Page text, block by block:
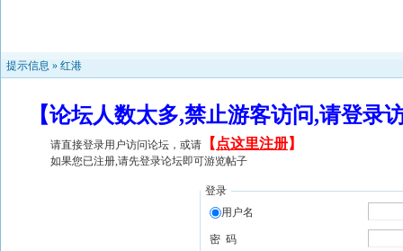
提示信息 » 红港
【论坛人数太多,禁止游客访问,请登
请直接登录用户访问论坛，或请 【 点这里注册】
如果您已注册,请先登录论坛即可游览帖子
登录
用户名
密 码